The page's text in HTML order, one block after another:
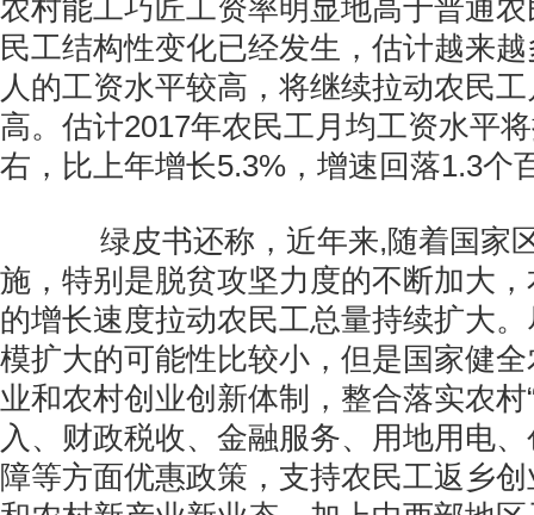
农村能工巧匠工资率明显地高于普通
民工结构性变化已经发生，估计越来
人的工资水平较高，将继续拉动农民
高。估计2017年农民工月均工资水平
右，比上年增长5.3%，增速回落1.3个
绿皮书还称，近年来,随着国家
施，特别是脱贫攻坚力度的不断加大
的增长速度拉动农民工总量持续扩大
模扩大的可能性比较小，但是国家健
业和农村创业创新体制，整合落实农村
入、财政税收、金融服务、用地用电
障等方面优惠政策，支持农民工返乡